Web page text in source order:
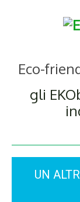
Eco-
gli
UN